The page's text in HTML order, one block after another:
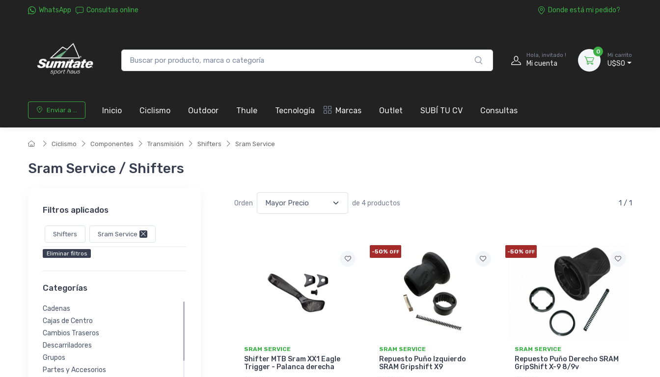
WhatsApp Consultas online Donde está mi pedido?
Hola, invitado !
Mi cuenta
0
Mi carrito
U$S0
Enviar a ... Inicio Ciclismo Outdoor Thule Tecnología Marcas Outlet SUBÍ TU CV Consultas
Ciclismo Componentes Transmisión Shifters Sram Service
Sram Service / Shifters
Filtros aplicados
Shifters Sram Service
Eliminar filtros
Categorías
Cadenas
Cajas de Centro
Cambios Traseros
Descarriladores
Grupos
Partes y Accesorios
Orden de 4 productos 1 / 1
SRAM SERVICE
Shifter MTB Sram XX1 Eagle
Trigger - Palanca derecha
-50% OFF
SRAM SERVICE
Repuesto Puño Izquierdo
SRAM Gripshift X9
-50% OFF
SRAM SERVICE
Repuesto Puño Derecho SRAM
GripShift X-9 8/9v